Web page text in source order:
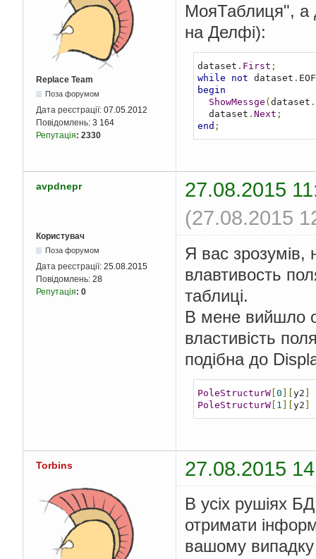
Replace Team
Поза форумом
Дата реєстрації: 07.05.2012
Повідомлень: 3 164
Репутація: 2330
МояТаблиця", а
на Делфі):
dataset . First ;
while
not dataset .
begin
ShowMessge ( dataset .
  dataset
. Next ;
end ;
avpdnepr
27.08.2015
(27.08.2015
Користувач
Поза форумом
Дата реєстрації: 25.08.2015
Повідомлень: 28
Репутація: 0
Я вас
влавтивость
таблиці.
В мене вийшло
властивість
подібна до
PoleStructurW[ 0 y2
PoleStructurW[ 1 y2
Torbins 27.08.2015
В усіх рушіях
отримати
вашому